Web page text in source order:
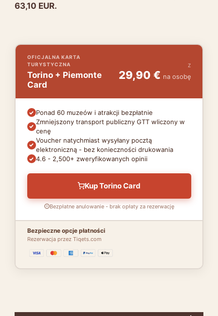
63,10 EUR.
OFICJALNA KARTA
TURYSTYCZNA
Torino + Piemonte
Card
Z
29,90 € na osobę
Ponad 60 muzeów i atrakcji bezpłatnie
Zmniejszony transport publiczny GTT wliczony w
cenę
Voucher natychmiast wysyłany pocztą
elektroniczną - bez konieczności drukowania
4.6 - 2,500+ zweryfikowanych opinii
Kup Torino Card
Bezpłatne anulowanie - brak opłaty za rezerwację
Bezpieczne opcje płatności
Rezerwacja przez Tiqets.com